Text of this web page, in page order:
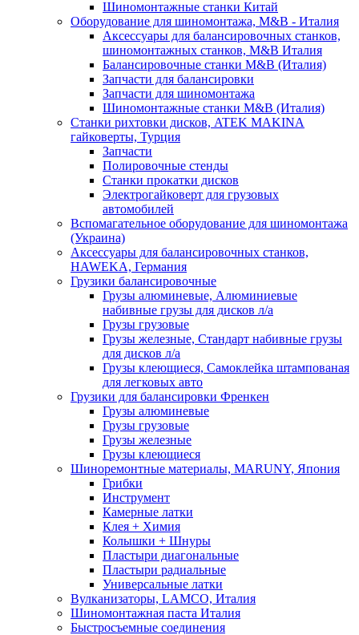
Шиномонтажные станки Китай
Оборудование для шиномонтажа, M&B - Италия
Аксессуары для балансировочных станков,
шиномонтажных станков, M&B Италия
Балансировочные станки M&B (Италия)
Запчасти для балансировки
Запчасти для шиномонтажа
Шиномонтажные станки M&B (Италия)
Станки рихтовки дисков, ATEK MAKINA
гайковерты, Турция
Запчасти
Полировочные стенды
Станки прокатки дисков
Электрогайковерт для грузовых
автомобилей
Вспомагательное оборудование для шиномонтажа
(Украина)
Аксессуары для балансировочных станков,
HAWEKA, Германия
Грузики балансировочные
Грузы алюминевые, Алюминиевые
набивные грузы для дисков л/а
Грузы грузовые
Грузы железные, Cтандарт набивные грузы
для дисков л/а
Грузы клеющиеся, Самоклейка штампованая
для легковых авто
Грузики для балансировки Френкен
Грузы алюминевые
Грузы грузовые
Грузы железные
Грузы клеющиеся
Шиноремонтные материалы, MARUNY, Япония
Грибки
Инструмент
Камерные латки
Клея + Химия
Колышки + Шнуры
Пластыри диагональные
Пластыри радиальные
Универсальные латки
Вулканизаторы, LAMCO, Италия
Шиномонтажная паста Италия
Быстросъемные соединения